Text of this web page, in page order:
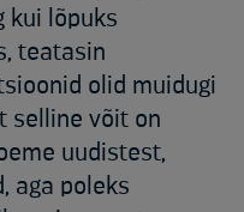
kui lõpuks
teatasin
olid muidugi
selline võit on
uudistest,
aga poleks